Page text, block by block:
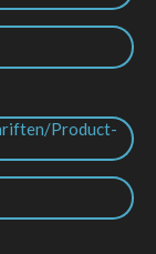
Product-